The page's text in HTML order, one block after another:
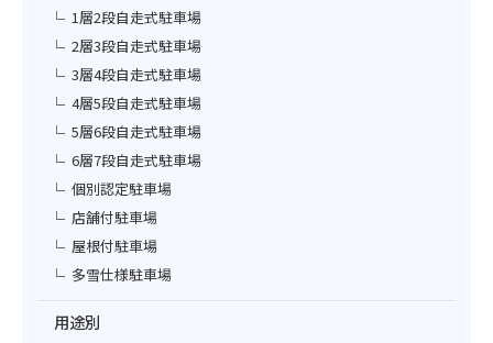
1層2段自走式駐車場
2層3段自走式駐車場
3層4段自走式駐車場
4層5段自走式駐車場
5層6段自走式駐車場
6層7段自走式駐車場
個別認定駐車場
店舗付駐車場
屋根付駐車場
多雪仕様駐車場
用途別